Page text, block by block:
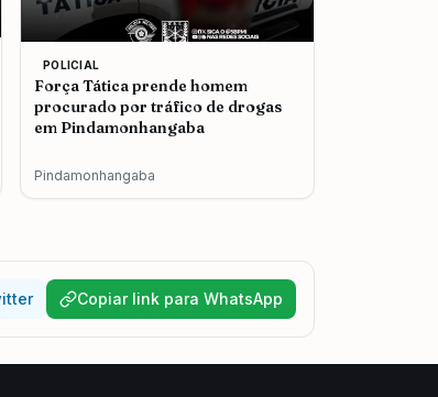
POLICIAL
Força Tática prende homem
procurado por tráfico de drogas
em Pindamonhangaba
Pindamonhangaba
Copiar link para WhatsApp